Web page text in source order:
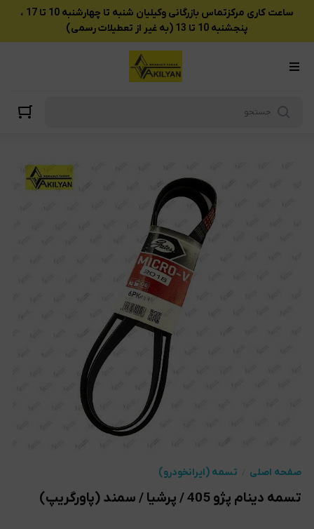
ساعت کاری مرکزتماس بازرگانی وکیلیان شنبه تا چهارشنبه 10 تا 17 ،
پنجشنبه 10 تا 13 (به غیر از تعطیلات رسمی)
صفحه اصلی تسمه (ایرانخودرو)
تسمه دینام پژو 405 / پرشیا / سمند (پاورگریپ)